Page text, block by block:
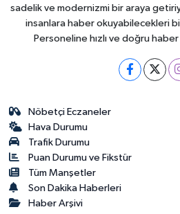
sadelik ve modernizmi bir araya
insanlara haber okuyabilecekleri
Personeline hızlı ve doğru
Nöbetçi Eczaneler
Hava Durumu
Trafik Durumu
Puan Durumu ve Fikstür
Tüm Manşetler
Son Dakika Haberleri
Haber Arşivi